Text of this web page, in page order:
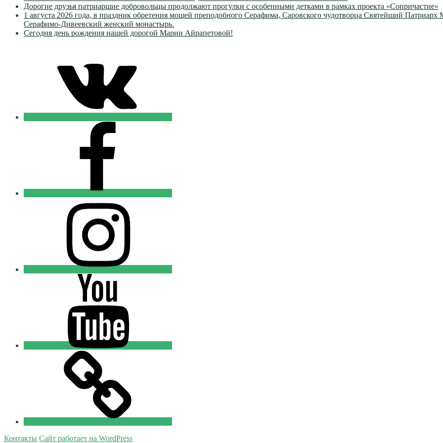
Дорогие друзья патриаршие добровольцы продолжают прогулки с особенными детками в рамках проекта «Сопричастие»
1 августа 2026 года, в праздник обретения мощей преподобного Серафима, Саровского чудотворца Святейший
Серафимо-Дивеевский женский монастырь.
Сегодня день рождения нашей дорогой Марии Айрапетовой!
Добровольцы
Православные
Добровольцы
Православные
Добровольцы
Контакты Сайт работает на WordPress